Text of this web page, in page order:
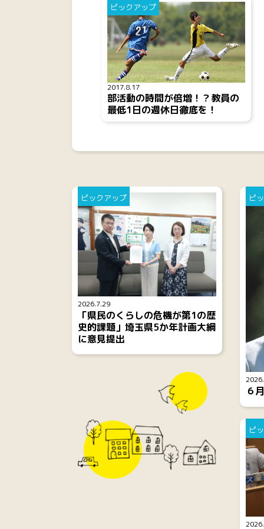
2017.8.17
ピックアップ
部活動の時間が倍増！？教員の
最低1日の週休日徹底を！
2026.7.29
ピックアップ
「県民のくらしの危機が第1の歴
史的課題」埼玉県5か年計画大綱
に意見提出
ピ
６
ピ